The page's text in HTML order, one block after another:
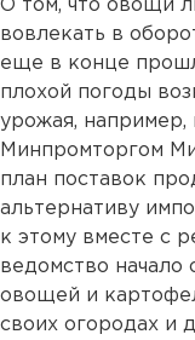
О том, что овощи
вовлекать в
еще в конце
плохой погоды
урожая, например,
Минпромторгом
план поставок
альтернативу
к этому вместе с
ведомство начало
овощей и
своих огородах и